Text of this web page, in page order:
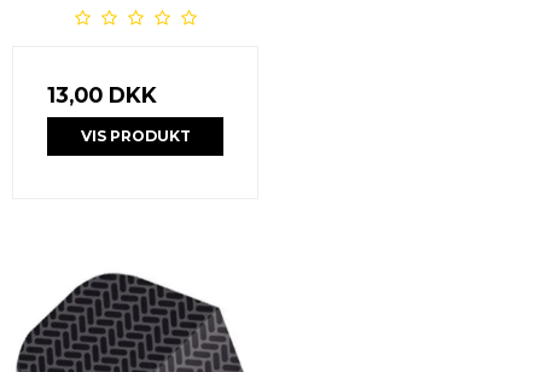
13,00 DKK
VIS PRODUKT